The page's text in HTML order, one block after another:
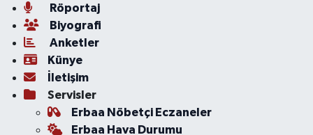
Röportaj
Biyografi
Anketler
Künye
İletişim
Servisler
Erbaa Nöbetçi Eczaneler
Erbaa Hava Durumu